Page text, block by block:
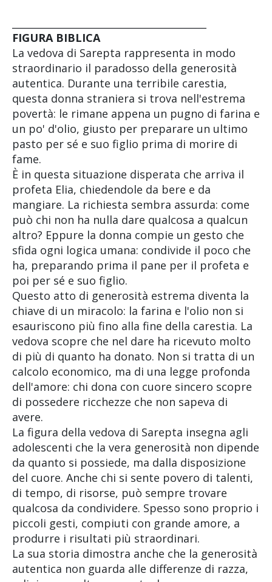
FIGURA BIBLICA
La vedova di Sarepta rappresenta in modo
straordinario il paradosso della generosità
autentica. Durante una terribile carestia,
questa donna straniera si trova nell'estrema
povertà: le rimane appena un pugno di farina e
un po' d'olio, giusto per preparare un ultimo
pasto per sé e suo figlio prima di morire di
fame.
È in questa situazione disperata che arriva il
profeta Elia, chiedendole da bere e da
mangiare. La richiesta sembra assurda: come
può chi non ha nulla dare qualcosa a qualcun
altro? Eppure la donna compie un gesto che
sfida ogni logica umana: condivide il poco che
ha, preparando prima il pane per il profeta e
poi per sé e suo figlio.
Questo atto di generosità estrema diventa la
chiave di un miracolo: la farina e l'olio non si
esauriscono più fino alla fine della carestia. La
vedova scopre che nel dare ha ricevuto molto
di più di quanto ha donato. Non si tratta di un
calcolo economico, ma di una legge profonda
dell'amore: chi dona con cuore sincero scopre
di possedere ricchezze che non sapeva di
avere.
La figura della vedova di Sarepta insegna agli
adolescenti che la vera generosità non dipende
da quanto si possiede, ma dalla disposizione
del cuore. Anche chi si sente povero di talenti,
di tempo, di risorse, può sempre trovare
qualcosa da condividere. Spesso sono proprio i
piccoli gesti, compiuti con grande amore, a
produrre i risultati più straordinari.
La sua storia dimostra anche che la generosità
autentica non guarda alle differenze di razza,